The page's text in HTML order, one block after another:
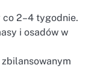
co 2–4 tygodnie.
i osadów w